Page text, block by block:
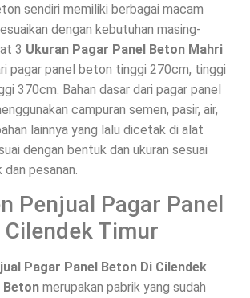
sendiri memiliki berbagai macam
dengan kebutuhan masing-
3 Ukuran Pagar Panel Beton Mahri
pagar panel beton tinggi 270cm, tinggi
370cm. Bahan dasar dari pagar panel
campuran semen, pasir, air,
lainnya yang lalu dicetak di alat
dengan bentuk dan ukuran sesuai
pesanan.
Penjual Pagar Panel
Cilendek Timur
Pagar Panel Beton Di Cilendek
Beton merupakan pabrik yang sudah